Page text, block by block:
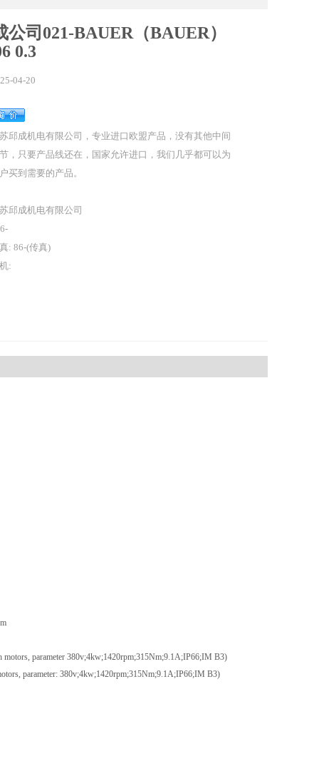
公司021-BAUER（BAUER）
0.3
04-20
邱成机电有限公司，专业进口欧盟产品，没有其他中间
，只要产品线还在，国家允许进口，我们几乎都可以为
买到需要的产品。
邱成机电有限公司
: 86-(传真)
:
parameter 380v;4kw;1420rpm;315Nm;9.1A;IP66;IM B3)
parameter: 380v;4kw;1420rpm;315Nm;9.1A;IP66;IM B3)